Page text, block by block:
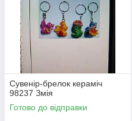
Сувенір-брелок кераміч
98237 Змія
Готово до відправки